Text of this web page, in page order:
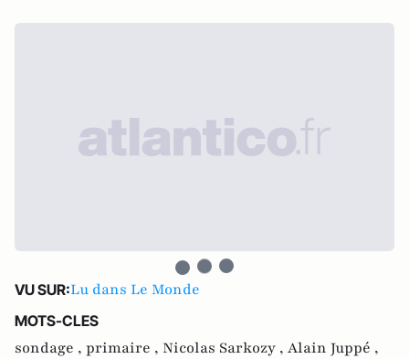
VU SUR:Lu dans Le Monde
MOTS-CLES
sondage , primaire , Nicolas Sarkozy , Alain Juppé ,